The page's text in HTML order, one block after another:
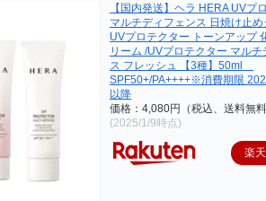
【国内発送】ヘラ HERA UVプ
マルチディフェンス 日焼け止め
UVプロテクター トーンアップ
リーム /UVプロテクター マルチ
ス フレッシュ 【3種】50ml
SPF50+/PA++++※消費期限
以降
価格：4,080円（税込、送料無
(2025/1/9時点)
楽